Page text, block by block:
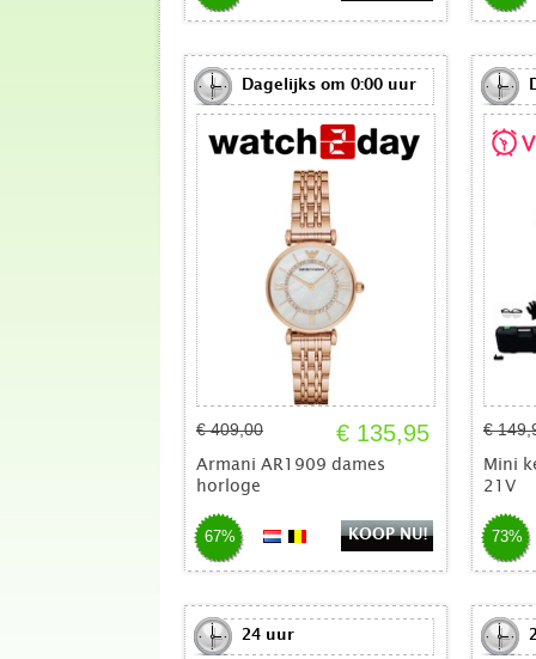
Dagelijks om 0:00 uur
€ 409,00 € 135,95
Armani AR1909 dames
horloge
67% KOOP NU!
€
Mini
21V
73%
24 uur